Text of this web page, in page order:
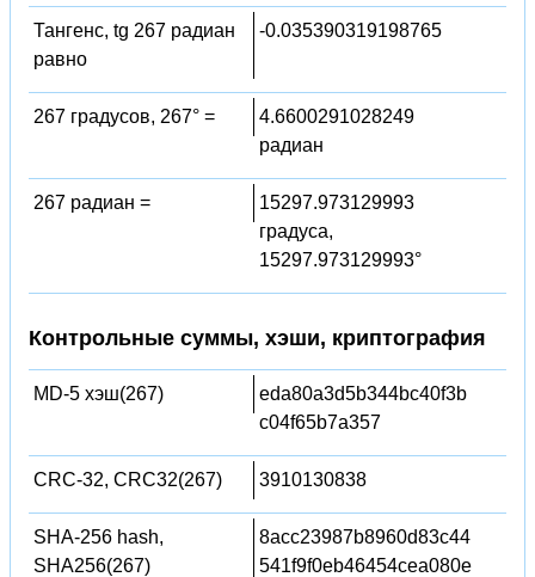
Тангенс, tg 267 радиан
равно
-0.035390319198765
267 градусов, 267° =
4.6600291028249
радиан
267 радиан =
15297.973129993
градуса,
15297.973129993°
Контрольные суммы, хэши, криптография
MD-5 хэш(267)
eda80a3d5b344bc40f3b
c04f65b7a357
CRC-32, CRC32(267) 3910130838
SHA-256 hash,
SHA256(267)
8acc23987b8960d83c44
541f9f0eb46454cea080e